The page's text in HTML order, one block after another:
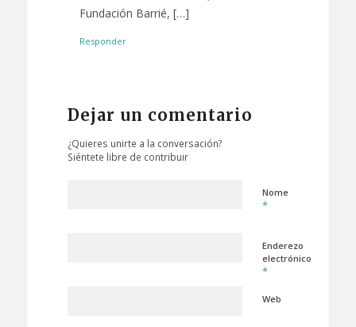
Fundación Barrié, […]
Responder
Dejar un comentario
¿Quieres unirte a la conversación?
Siéntete libre de contribuir
Nome
*
Enderezo
electrónico
*
Web